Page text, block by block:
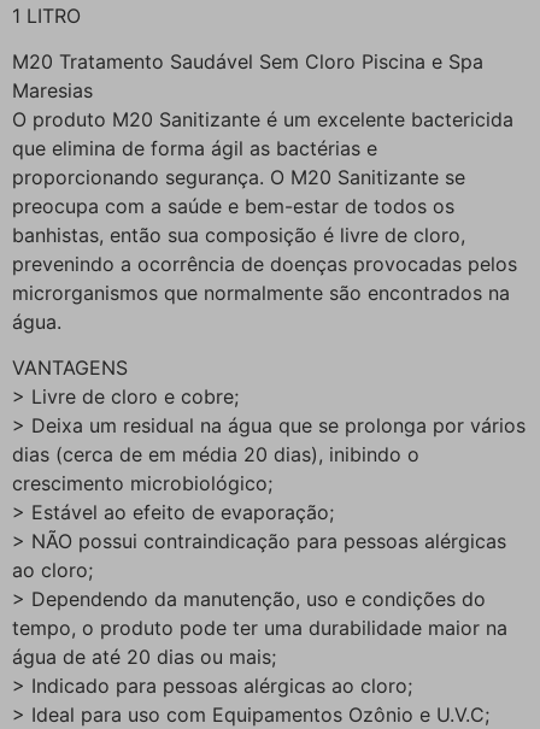
1 LITRO
M20 Tratamento Saudável Sem Cloro Piscina e Spa
Maresias
O produto M20 Sanitizante é um excelente bactericida
que elimina de forma ágil as bactérias e
proporcionando segurança. O M20 Sanitizante se
preocupa com a saúde e bem-estar de todos os
banhistas, então sua composição é livre de cloro,
prevenindo a ocorrência de doenças provocadas pelos
microrganismos que normalmente são encontrados na
água.
VANTAGENS
> Livre de cloro e cobre;
> Deixa um residual na água que se prolonga por vários
dias (cerca de em média 20 dias), inibindo o
crescimento microbiológico;
> Estável ao efeito de evaporação;
> NÃO possui contraindicação para pessoas alérgicas
ao cloro;
> Dependendo da manutenção, uso e condições do
tempo, o produto pode ter uma durabilidade maior na
água de até 20 dias ou mais;
> Indicado para pessoas alérgicas ao cloro;
> Ideal para uso com Equipamentos Ozônio e U.V.C;